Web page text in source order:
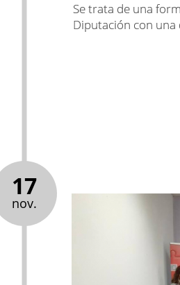
Se trata de una
Diputación con
17
nov.